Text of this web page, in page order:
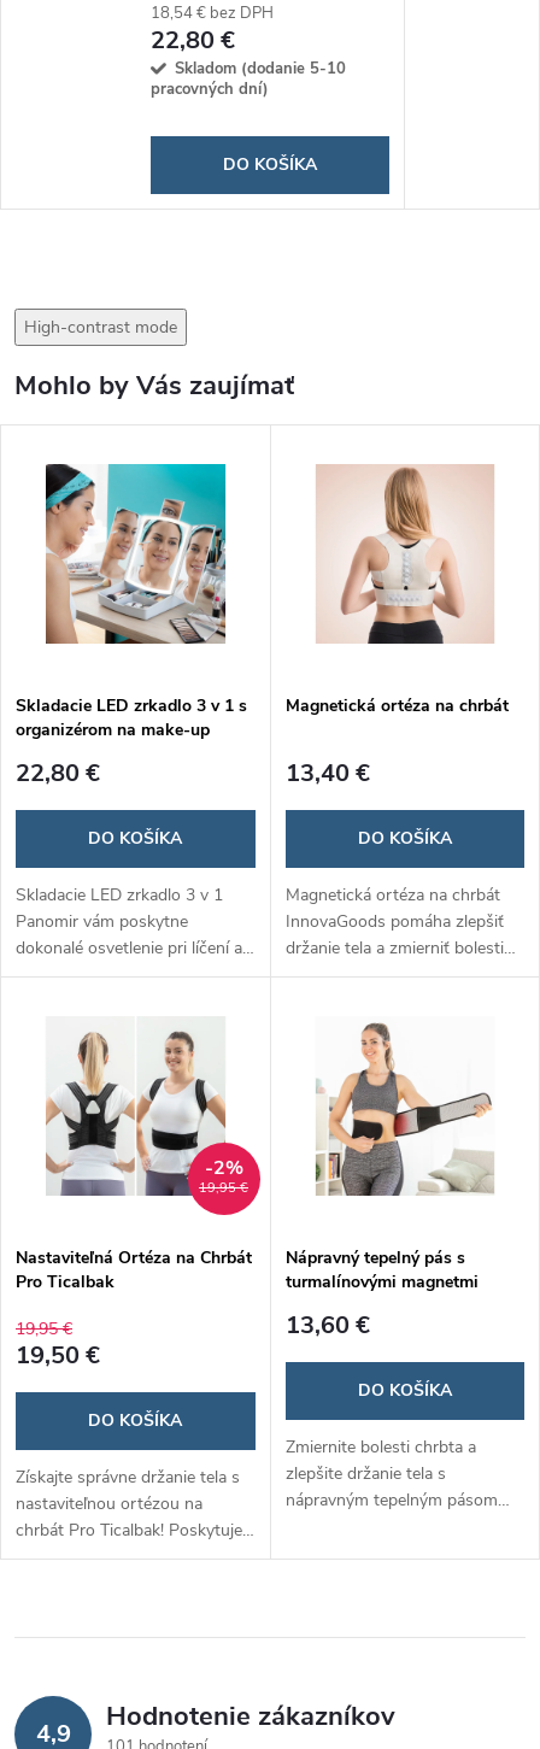
18,54 € bez DPH
22,80 €
Skladom (dodanie 5-10
pracovných dní)
DO KOŠÍKA
High-contrast mode
Mohlo by Vás zaujímať
Skladacie LED zrkadlo 3 v 1 s
organizérom na make-up
22,80 €
DO KOŠÍKA
Skladacie LED zrkadlo 3 v 1
Panomir vám poskytne
dokonalé osvetlenie pri líčení a
zároveň poslúži ako praktický
Elegantný dizajn a nastaviteľný
uhol zabezpečia maximálne
pohodlie pri každom použití.
Magnetická ortéza na chrbát
13,40 €
DO KOŠÍKA
Magnetická ortéza na chrbát
InnovaGoods pomáha zlepšiť
držanie tela a zmierniť bolesti
chrbta pomocou 12
ergonomického dizajnu. Je
nastaviteľná, pohodlná a
diskrétna pod oblečením,
vhodná pre každodenné
nosenie.
19,95 €
-2%
Nastaviteľná Ortéza na Chrbát
Pro Ticalbak
19,95 €
19,50 €
DO KOŠÍKA
Získajte správne držanie tela s
nastaviteľnou ortézou na
chrbát Pro Ticalbak! Poskytuje
pevnú oporu chrbtici, pomáha
používaní. Ideálna pre ľudí so
Nápravný tepelný pás s
turmalínovými magnetmi
13,60 €
DO KOŠÍKA
Zmiernite bolesti chrbta a
zlepšite držanie tela s
nápravným tepelným pásom
nepohodlia. Ideálny na
4,9 Hodnotenie zákazníkov